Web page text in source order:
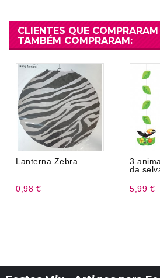
CLIENTES QUE
TAMBÉM COMPRARAM:
Lanterna Zebra
0,98 €
3
da
5,99 €